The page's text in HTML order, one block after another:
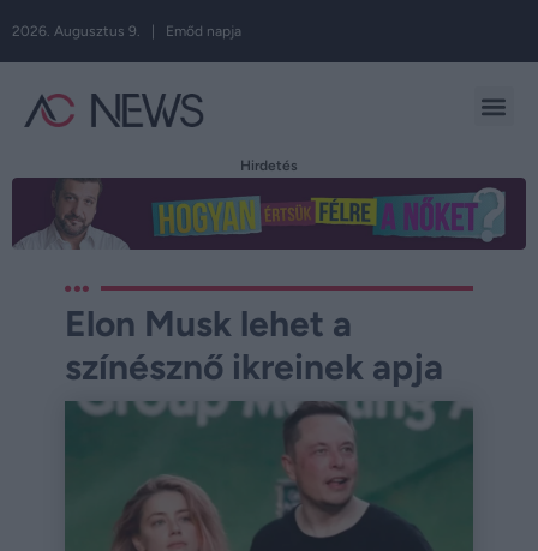
2026. Augusztus 9. | Emőd napja
Hirdetés
Elon Musk lehet a
színésznő ikreinek apja